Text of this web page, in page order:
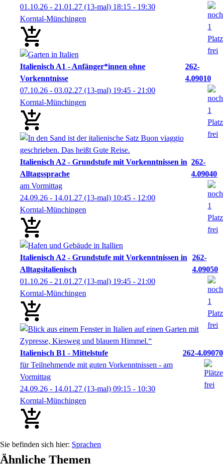
01.10.26 - 21.01.27 (13-mal) 18:15 - 19:30
Korntal-Münchingen
Italienisch A1 - Anfänger*innen ohne
Vorkenntnisse
262-
4.09010
07.10.26 - 03.02.27 (13-mal) 19:45 - 21:00
Korntal-Münchingen
Italienisch A2 - Grundstufe mit Vorkenntnissen in
Alltagssprache
262-
4.09040
am Vormittag
24.09.26 - 14.01.27 (13-mal) 10:45 - 12:00
Korntal-Münchingen
Italienisch A2 - Grundstufe mit Vorkenntnissen in
Alltagsitalienisch
262-
4.09050
01.10.26 - 21.01.27 (13-mal) 19:45 - 21:00
Korntal-Münchingen
Italienisch B1 - Mittelstufe
262-4.09070
für Teilnehmende mit guten Vorkenntnissen - am
Vormittag
24.09.26 - 14.01.27 (13-mal) 09:15 - 10:30
Korntal-Münchingen
Sprachen
Ähnliche Themen